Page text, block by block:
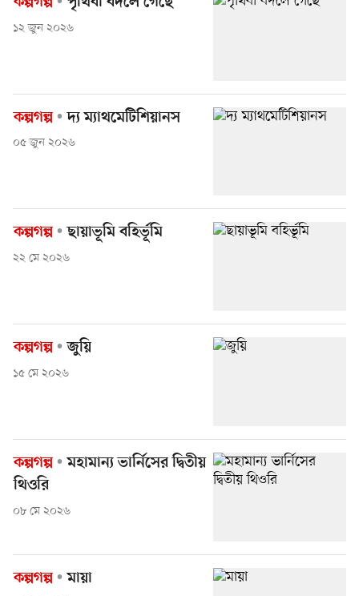
১২ জুন ২০২৬
কল্পগল্প দ্য ম্যাথমেটিশিয়ানস
০৫ জুন ২০২৬
কল্পগল্প ছায়াভূমি বহির্ভূমি
২২ মে ২০২৬
কল্পগল্প জুয়ি
১৫ মে ২০২৬
কল্পগল্প
মহামান্য ভার্নিসের দ্বিতীয়
থিওরি
০৮ মে ২০২৬
কল্পগল্প মায়া